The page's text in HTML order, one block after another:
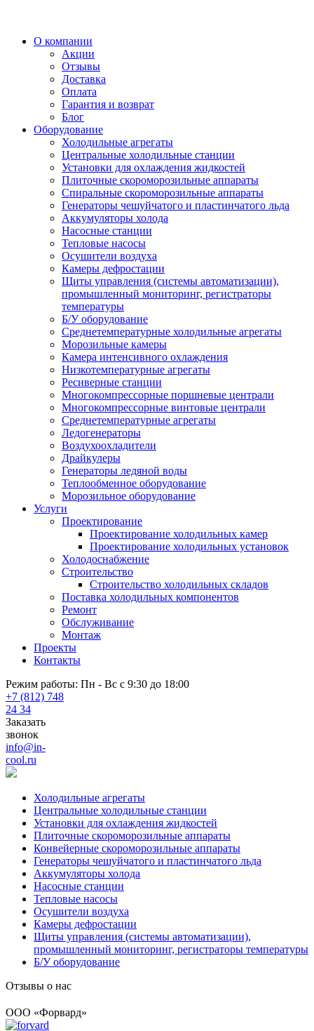
О компании
Акции
Отзывы
Доставка
Оплата
Гарантия и возврат
Блог
Оборудование
Холодильные агрегаты
Центральные холодильные станции
Установки для охлаждения жидкостей
Плиточные скороморозильные аппараты
Спиральные скороморозильные аппараты
Генераторы чешуйчатого и пластинчатого льда
Аккумуляторы холода
Насосные станции
Тепловые насосы
Осушители воздуха
Камеры дефростации
Щиты управления (системы автоматизации),
промышленный мониторинг, регистраторы
температуры
Б/У оборудование
Среднетемпературные холодильные агрегаты
Морозильные камеры
Камера интенсивного охлаждения
Низкотемпературные агрегаты
Ресиверные станции
Многокомпрессорные поршневые централи
Многокомпрессорные винтовые централи
Среднетемпературные агрегаты
Ледогенераторы
Воздухоохладители
Драйкулеры
Генераторы ледяной воды
Теплообменное оборудование
Морозильное оборудование
Услуги
Проектирование
Проектирование холодильных камер
Проектирование холодильных установок
Холодоснабжение
Строительство
Строительство холодильных складов
Поставка холодильных компонентов
Ремонт
Обслуживание
Монтаж
Проекты
Контакты
Режим работы: Пн - Вс с 9:30 до 18:00
+7 (812) 748
24 34
Заказать
звонок
info@in-
cool.ru
Холодильные агрегаты
Центральные холодильные станции
Установки для охлаждения жидкостей
Плиточные скороморозильные аппараты
Конвейерные скороморозильные аппараты
Генераторы чешуйчатого и пластинчатого льда
Аккумуляторы холода
Насосные станции
Тепловые насосы
Осушители воздуха
Камеры дефростации
Щиты управления (системы автоматизации),
промышленный мониторинг, регистраторы температуры
Б/У оборудование
Отзывы о нас
ООО «Форвард»